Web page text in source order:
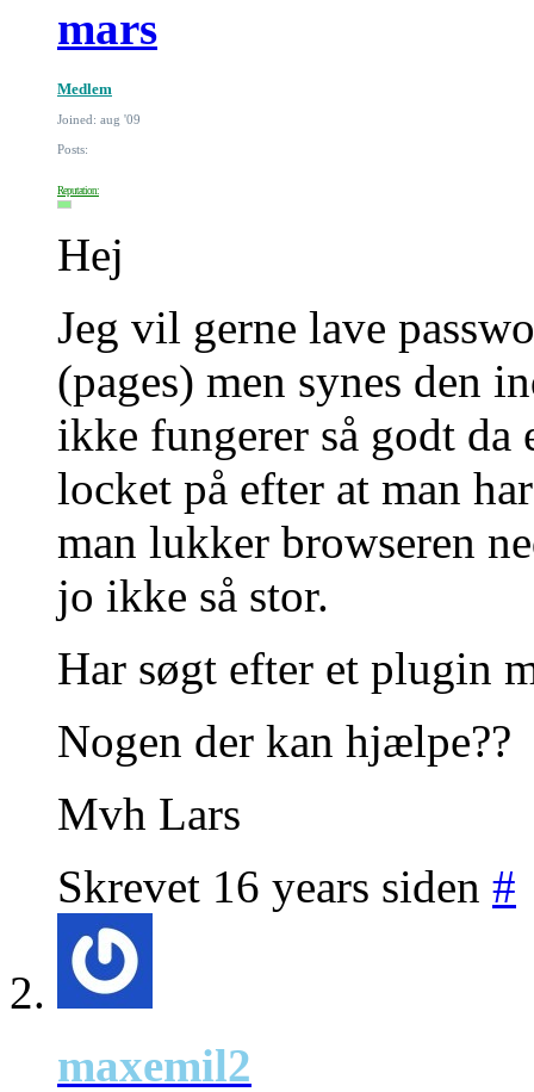
mars
Medlem
Joined: aug '09
Posts:
Reputation:
Hej
Jeg vil gerne lave
(pages) men synes den
ikke fungerer så godt da
locket på efter at man
man lukker browseren
jo ikke så stor.
Har søgt efter et plugin
Nogen der kan hjælpe??
Mvh Lars
Skrevet 16 years siden #
maxemil2